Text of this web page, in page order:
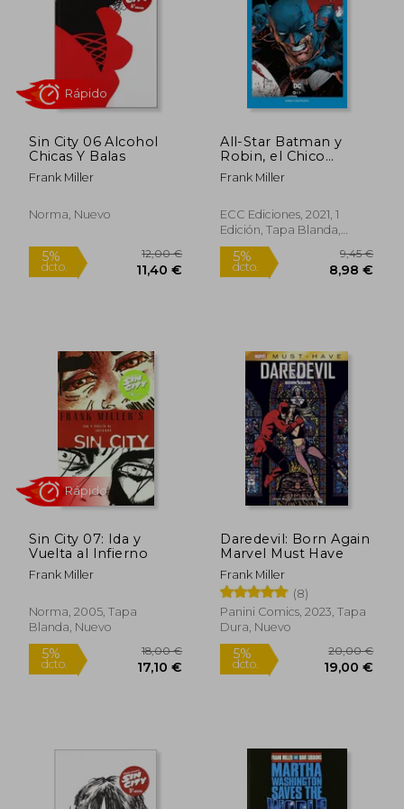
5% 5%
Sin City 06 Alcohol
Chicas Y Balas
Frank Miller
Norma, Nuevo
5%
Rápido
All-Star Batman y
Robin, el Chico
Maravilla (dc Pocket)
Frank Miller
ECC Ediciones, 2021, 1
Edición, Tapa Blanda,
Nuevo
5%
Sin City 07: Ida y
Vuelta al Infierno
Frank Miller
Norma, 2005, Tapa
Blanda, Nuevo
Daredevil: Born Again
Marvel Must Have
Frank Miller
(8)
Panini Comics, 2023, Tapa
Dura, Nuevo